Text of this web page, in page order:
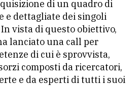
di un quadro di
e dettagliate dei singoli
vista di questo obiettivo,
lanciato una call per
di cui è sprovvista,
composti da ricercatori,
e da esperti di tutti i suoi